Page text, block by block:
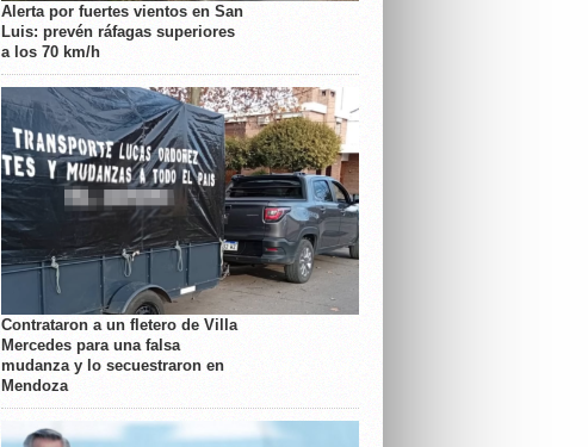
Alerta por fuertes vientos en San
Luis: prevén ráfagas superiores
a los 70 km/h
Contrataron a un fletero de Villa
Mercedes para una falsa
mudanza y lo secuestraron en
Mendoza